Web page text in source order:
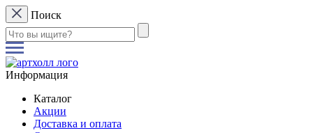
Поиск
Информация
Каталог
Акции
Доставка и оплата